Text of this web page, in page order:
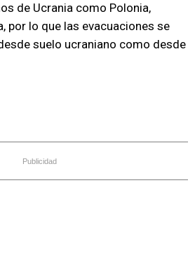
de Ucrania como Polonia,
por lo que las evacuaciones se
suelo ucraniano como desde
Publicidad